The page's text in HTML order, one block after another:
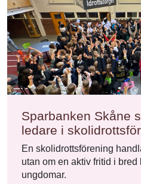
Sparbanken Skåne
ledare i
En skolidrottsförening
utan om en aktiv fritid i
ungdomar.